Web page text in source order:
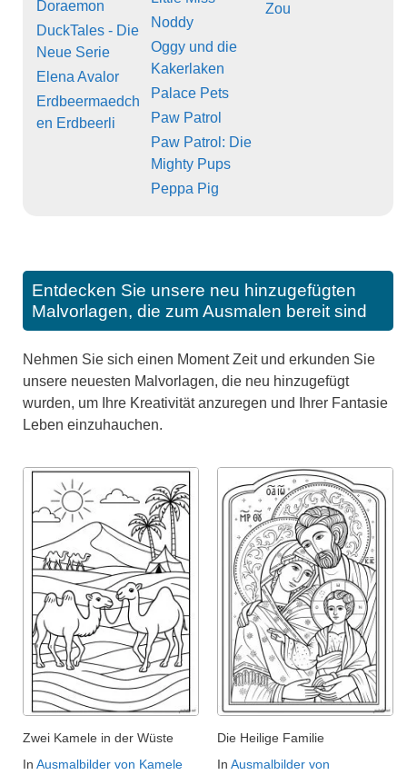
Doraemon
DuckTales - Die
Neue Serie
Elena Avalor
Erdbeermaedch
en Erdbeerli
Noddy
Oggy und die
Kakerlaken
Palace Pets
Paw Patrol
Paw Patrol: Die
Mighty Pups
Peppa Pig
Zou
Entdecken Sie unsere neu hinzugefügten
Malvorlagen, die zum Ausmalen bereit sind
Nehmen Sie sich einen Moment Zeit und erkunden Sie
unsere neuesten Malvorlagen, die neu hinzugefügt
wurden, um Ihre Kreativität anzuregen und Ihrer Fantasie
Leben einzuhauchen.
Zwei Kamele in der Wüste
In Ausmalbilder von Kamele
Die Heilige Familie
In Ausmalbilder von